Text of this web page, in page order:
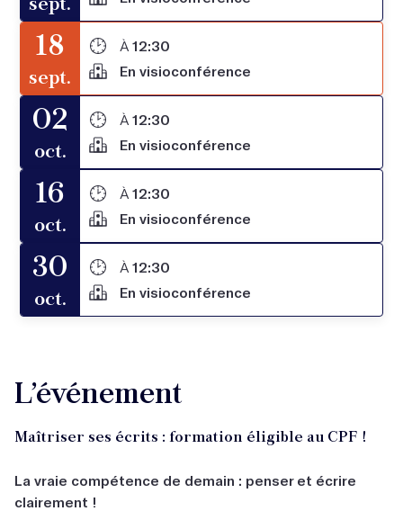
18
sept.
À 12:30
En visioconférence
02
oct.
À 12:30
En visioconférence
16
oct.
À 12:30
En visioconférence
30
oct.
À 12:30
En visioconférence
L’événement
Maîtriser ses écrits : formation éligible au CPF !
La vraie compétence de demain : penser et écrire
clairement !